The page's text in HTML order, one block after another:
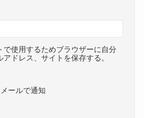
で使用するためブラウザーに自分
ドレス、サイトを保存する。
ールで通知